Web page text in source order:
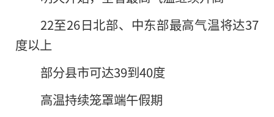
22至26日北部、中东部最高气温将达37
度以上
部分县市可达39到40度
高温持续笼罩端午假期